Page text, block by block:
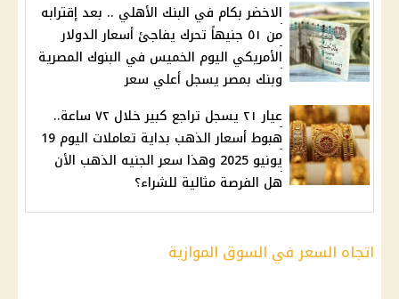
الاخضر بكام في البنك الأهلي .. بعد إقترابه
من ٥١ جنيهاً تحرك يفاجئ أسعار الدولار
الأمريكي اليوم الخميس في البنوك المصرية
وبنك بمصر يسجل أعلي سعر
عيار ٢١ يسجل تراجع كبير خلال ٧٢ ساعة..
هبوط أسعار الذهب بداية تعاملات اليوم 19
يونيو 2025 وهذا سعر الجنيه الذهب الأن
هل الفرصة مثالية للشراء؟
اتجاه السعر في السوق الموازية